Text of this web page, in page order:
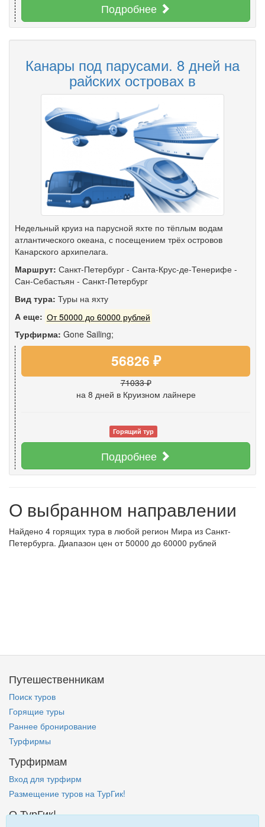
Подробнее
Канары под парусами. 8 дней на
райских островах в
Недельный круиз на парусной яхте по тёплым водам
атлантического океана, с посещением трёх островов
Канарского архипелага.
Маршрут: Санкт-Петербург - Санта-Крус-де-Тенерифе -
Сан-Себастьян - Санкт-Петербург
Вид тура: Туры на яхту
А еще: От 50000 до 60000 рублей
Турфирма: Gone Sailing;
56826 ₽
71033 ₽
на 8 дней в Круизном лайнере
Горящий тур
Подробнее
О выбранном направлении
Найдено 4 горящих тура в любой регион Мира из Санкт-
Петербурга. Диапазон цен от 50000 до 60000 рублей
Путешественникам
Поиск туров
Горящие туры
Раннее бронирование
Турфирмы
Турфирмам
Вход для турфирм
Размещение туров на ТурГик!
О ТурГик!